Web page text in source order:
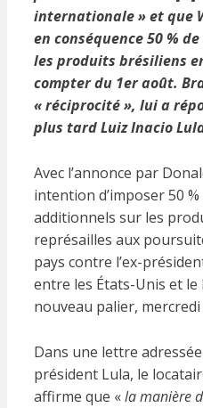
internationale» et que
en conséquence 50 %
les produits brésiliens
compter du 1er août.
«réciprocité», lui a
plus tard Luiz Inacio
Avec l’annonce par
intention d’imposer 50
additionnels sur les
représailles aux
pays contre l’ex-
entre les États-Unis et
nouveau palier,
Dans une lettre
président Lula, le
affirme que «la manière